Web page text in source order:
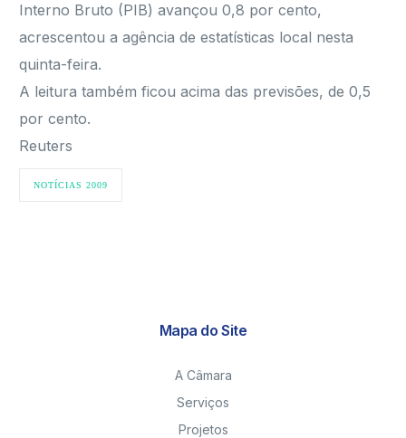
Interno Bruto (PIB) avançou 0,8 por cento,
acrescentou a agência de estatísticas local nesta
quinta-feira.
A leitura também ficou acima das previsões, de 0,5
por cento.
Reuters
NOTÍCIAS 2009
Mapa do Site
A Câmara
Serviços
Projetos